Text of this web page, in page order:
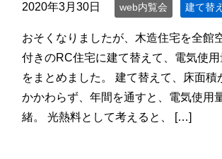
2020年3月30日 web内覧会 建て替え
おそくなりましたが、木造住宅を全館
付きのRC住宅に建て替えて、電気使
をまとめました。 建て替えて、床面積
かかわらず、年間を通すと、電気使用
緒。 光熱料として考えると、 […]